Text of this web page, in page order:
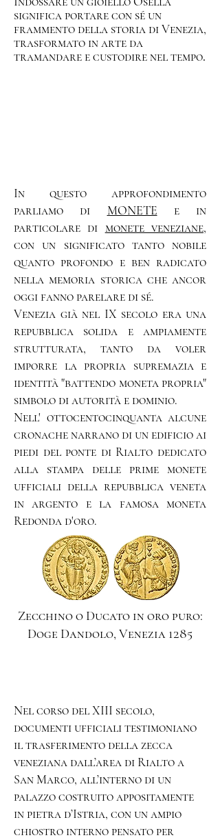
significa portare con sé un
frammento della storia di Venezia,
trasformato in arte da
tramandare e custodire nel tempo.
In questo approfondimento
parliamo di MONETE e in
particolare di monete veneziane,
con un significato tanto nobile
quanto profondo e ben radicato
nella memoria storica che ancor
oggi fanno parelare di sé.
Venezia già nel IX secolo era una
repubblica solida e ampiamente
strutturata, tanto da voler
imporre la propria supremazia e
identità "battendo moneta propria"
simbolo di autorità e dominio.
Nell' ottocentocinquanta alcune
cronache narrano di un edificio ai
piedi del ponte di Rialto dedicato
alla stampa delle prime monete
ufficiali della repubblica veneta
in argento e la famosa moneta
Redonda d'oro.
Nel corso del XIII secolo,
documenti ufficiali testimoniano
il trasferimento della zecca
veneziana dall’area di Rialto a
San Marco, all’interno di un
palazzo costruito appositamente
in pietra d’Istria, con un ampio
chiostro interno pensato per
Zecchino o Ducato in oro puro:
Doge Dandolo, Venezia 1285